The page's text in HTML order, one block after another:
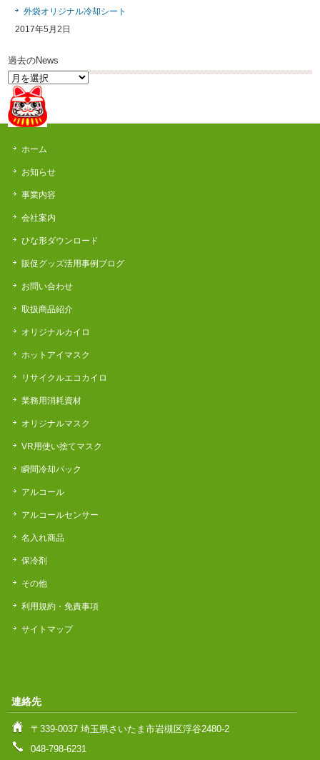
外袋オリジナル冷却シート
2017年5月2日
過去のNews
過
去
の
News
ホーム
お知らせ
事業内容
会社案内
ひな形ダウンロード
販促グッズ活用事例ブログ
お問い合わせ
取扱商品紹介
オリジナルカイロ
ホットアイマスク
リサイクルエコカイロ
業務用消耗資材
オリジナルマスク
VR用使い捨てマスク
瞬間冷却パック
アルコール
アルコールセンサー
名入れ商品
保冷剤
その他
利用規約・免責事項
サイトマップ
連絡先
〒339-0037 埼玉県さいたま市岩槻区浮谷2480-2
048-798-6231